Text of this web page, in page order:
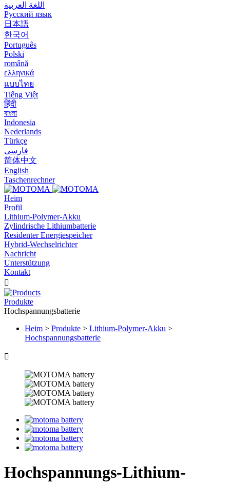
اللغة العربية
Русский язык
日本語
한국어
Português
Polski
română
ελληνικά
แบบไทย
Tiếng Việt
हिंदी
বাংলা
Indonesia
Nederlands
Türkçe
فارسی
简体中文
English
Taschenrechner
Heim
Profil
Lithium-Polymer-Akku
Zylindrische Lithiumbatterie
Residenter Energiespeicher
Hybrid-Wechselrichter
Nachricht
Unterstützung
Kontakt

Produkte
Hochspannungsbatterie
Heim > Produkte > Lithium-Polymer-Akku >
Hochspannungsbatterie

Hochspannungs-Lithium-